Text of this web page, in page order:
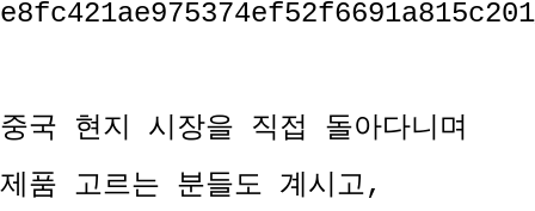
중국 현지 시장을 직접 돌아다니며
제품 고르는 분들도 계시고,